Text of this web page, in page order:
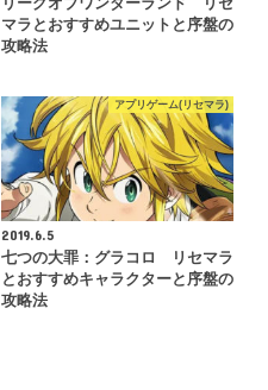
マラとおすすめユニットと序盤の
攻略法
アプリゲーム(リセマラ)
2019.6.5
七つの大罪：グラコロ リセマラ
とおすすめキャラクターと序盤の
攻略法